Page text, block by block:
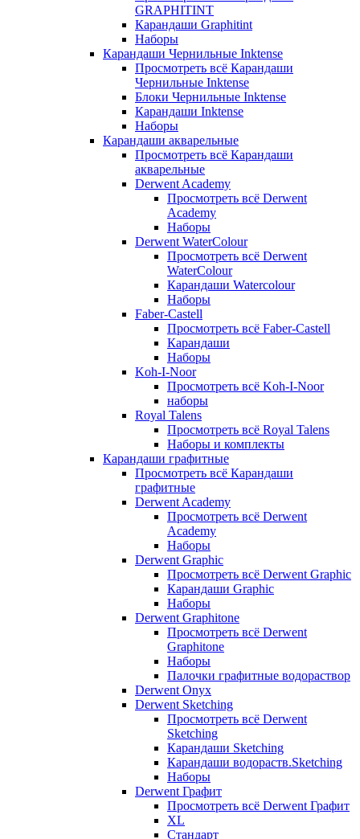
GRAPHITINT
Карандаши Graphitint
Наборы
Карандаши Чернильные Inktense
Просмотреть всё Карандаши
Чернильные Inktense
Блоки Чернильные Inktense
Карандаши Inktense
Наборы
Карандаши акварельные
Просмотреть всё Карандаши
акварельные
Derwent Academy
Просмотреть всё Derwent
Academy
Наборы
Derwent WaterColour
Просмотреть всё Derwent
WaterColour
Карандаши Watercolour
Наборы
Faber-Castell
Просмотреть всё Faber-Castell
Карандаши
Наборы
Koh-I-Noor
Просмотреть всё Koh-I-Noor
наборы
Royal Talens
Просмотреть всё Royal Talens
Наборы и комплекты
Карандаши графитные
Просмотреть всё Карандаши
графитные
Derwent Academy
Просмотреть всё Derwent
Academy
Наборы
Derwent Graphic
Просмотреть всё Derwent Graphic
Карандаши Graphic
Наборы
Derwent Graphitone
Просмотреть всё Derwent
Graphitone
Наборы
Палочки графитные водораствор
Derwent Onyx
Derwent Sketching
Просмотреть всё Derwent
Sketching
Карандаши Sketching
Карандаши водораств.Sketching
Наборы
Derwent Графит
Просмотреть всё Derwent Графит
XL
Стандарт